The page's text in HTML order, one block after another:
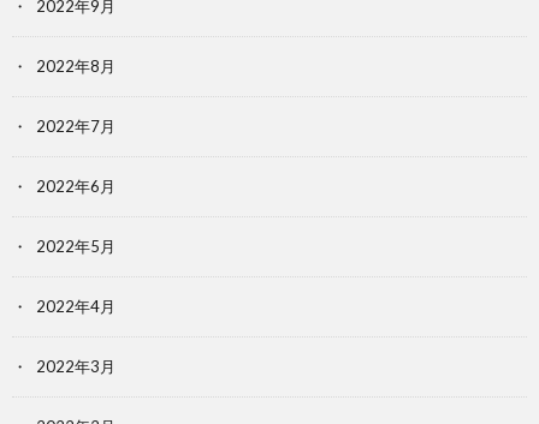
2022年9月
2022年8月
2022年7月
2022年6月
2022年5月
2022年4月
2022年3月